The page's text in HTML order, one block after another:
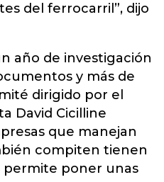
del ferrocarril”, dijo
año de investigación
y más de
dirigido por el
David Cicilline
que manejan
compiten tienen
permite poner unas